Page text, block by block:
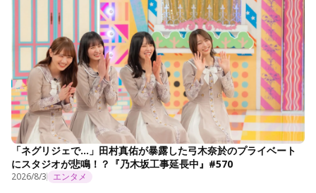
「ネグリジェで…」田村真佑が暴露した弓木奈於のプライベート
にスタジオが悲鳴！？『乃木坂工事延長中』#570
2026/8/3 エンタメ